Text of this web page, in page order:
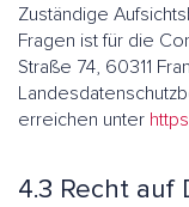
Zuständige
Fragen ist für die
Straße 74, 60311
erreichen unter
4.3 Recht